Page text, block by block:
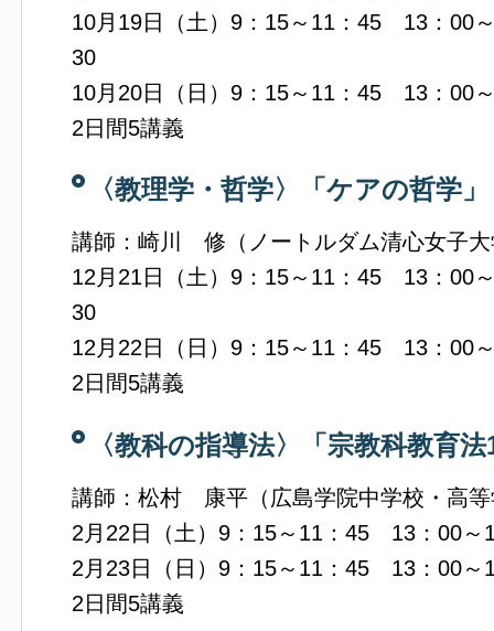
10月19日（土）9：15～11：45 13：00
30
10月20日（日）9：15～11：45 13：00
2日間5講義
〈教理学・哲学〉「ケアの哲学」
講師：崎川 修（ノートルダム清心女子大
12月21日（土）9：15～11：45 13：00
30
12月22日（日）9：15～11：45 13：00
2日間5講義
〈教科の指導法〉「宗教科教育
講師：松村 康平（広島学院中学校・高等
2月22日（土）9：15～11：45 13：00
2月23日（日）9：15～11：45 13：00～
2日間5講義